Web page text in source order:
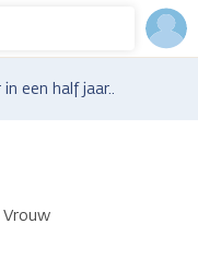
een half jaar..
Vrouw